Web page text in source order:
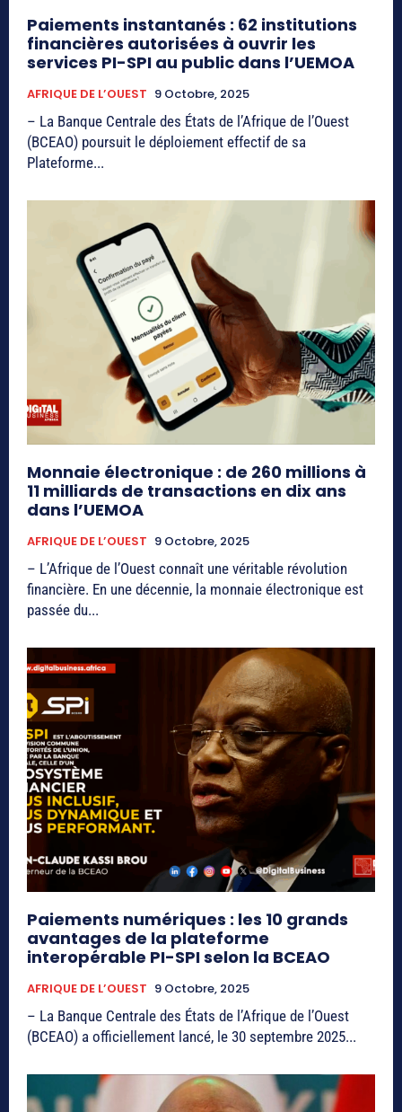
Paiements instantanés : 62 institutions
financières autorisées à ouvrir les
services PI-SPI au public dans l’UEMOA
AFRIQUE DE L’OUEST 9 Octobre, 2025
– La Banque Centrale des États de l’Afrique de l’Ouest
(BCEAO) poursuit le déploiement effectif de sa
Plateforme...
Monnaie électronique : de 260 millions à
11 milliards de transactions en dix ans
dans l’UEMOA
AFRIQUE DE L’OUEST 9 Octobre, 2025
– L’Afrique de l’Ouest connaît une véritable révolution
financière. En une décennie, la monnaie électronique est
passée du...
Paiements numériques : les 10 grands
avantages de la plateforme
interopérable PI-SPI selon la BCEAO
AFRIQUE DE L’OUEST 9 Octobre, 2025
– La Banque Centrale des États de l’Afrique de l’Ouest
(BCEAO) a officiellement lancé, le 30 septembre 2025...